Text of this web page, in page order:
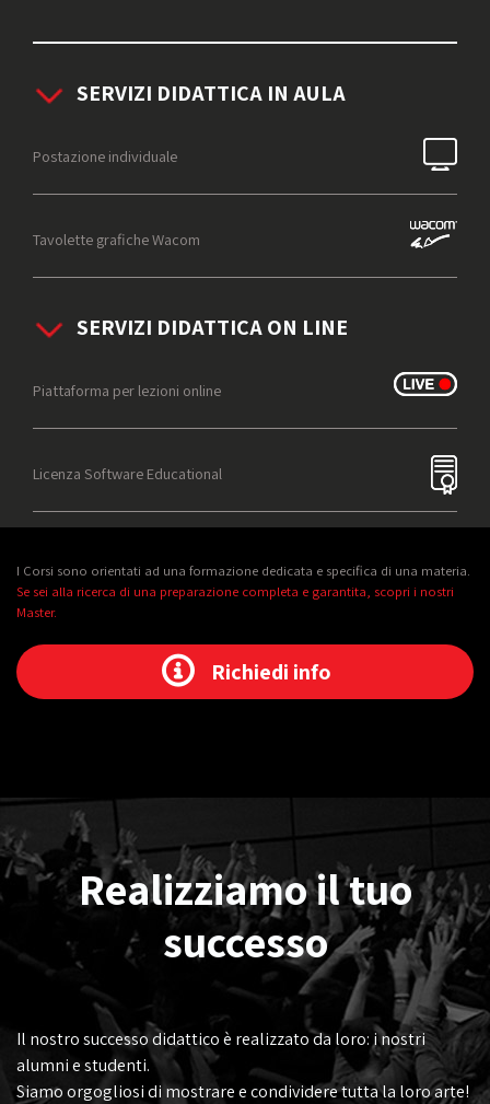
SERVIZI DIDATTICA IN AULA
Postazione individuale
Tavolette grafiche Wacom
SERVIZI DIDATTICA ON LINE
Piattaforma per lezioni online
Licenza Software Educational
I Corsi sono orientati ad una formazione dedicata e specifica di una materia.
Se sei alla ricerca di una preparazione completa e garantita, scopri i nostri
Master.
Richiedi info
Realizziamo il tuo
successo
Il nostro successo didattico è realizzato da loro: i nostri
alumni e studenti.
Siamo orgogliosi di mostrare e condividere tutta la loro arte!